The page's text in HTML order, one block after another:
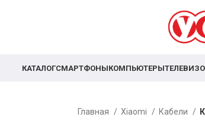
КАТАЛОГСМАРТФОНЫКОМПЬЮТЕРЫ
Главная Xiaomi Кабели